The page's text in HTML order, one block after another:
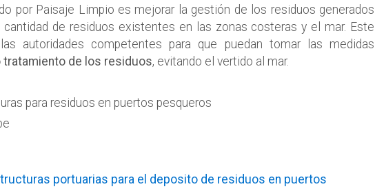
por Paisaje Limpio es mejorar la gestión de los residuos generados
de residuos existentes en las zonas costeras y el mar. Este
autoridades competentes para que puedan tomar las medidas
tratamiento de los residuos, evitando el vertido al mar.
para residuos en puertos pesqueros
portuarias para el deposito de residuos en puertos